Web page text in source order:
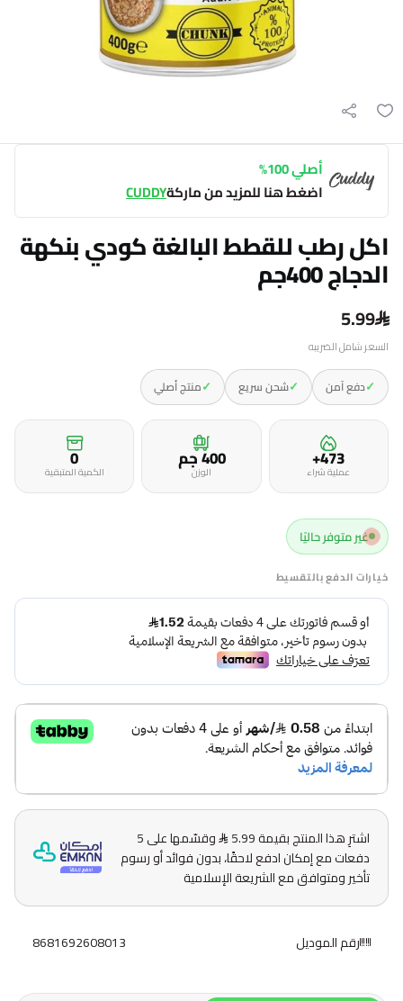
أصلي 100%
اضغط هنا للمزيد من ماركةCUDDY
اكل رطب للقطط البالغة كودي بنكهة
الدجاج 400جم
5.99
السعر شامل الضريبه
✓دفع آمن ✓شحن سريع ✓منتج أصلي
473+
عملية شراء 400 جمالوزن 0
الكمية المتبقية
غير متوفر حاليًا
خيارات الدفع بالتقسيط
اشترِ هذا المنتج بقيمة 5.99
وقسّمها على 5
دفعات مع إمكان ادفع لاحقًا، بدون فوائد أو رسوم
تأخير ومتوافق مع الشريعة الإسلامية
رقم الموديل 8681692608013